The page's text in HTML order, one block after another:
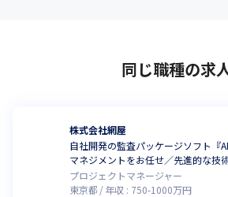
同じ職種の求
株式会社網屋
自社開発の監査パッケージソフト『
マネジメントをお任せ／先進的な技
プロジェクトマネージャー
東京都
年収 : 750-1000万円